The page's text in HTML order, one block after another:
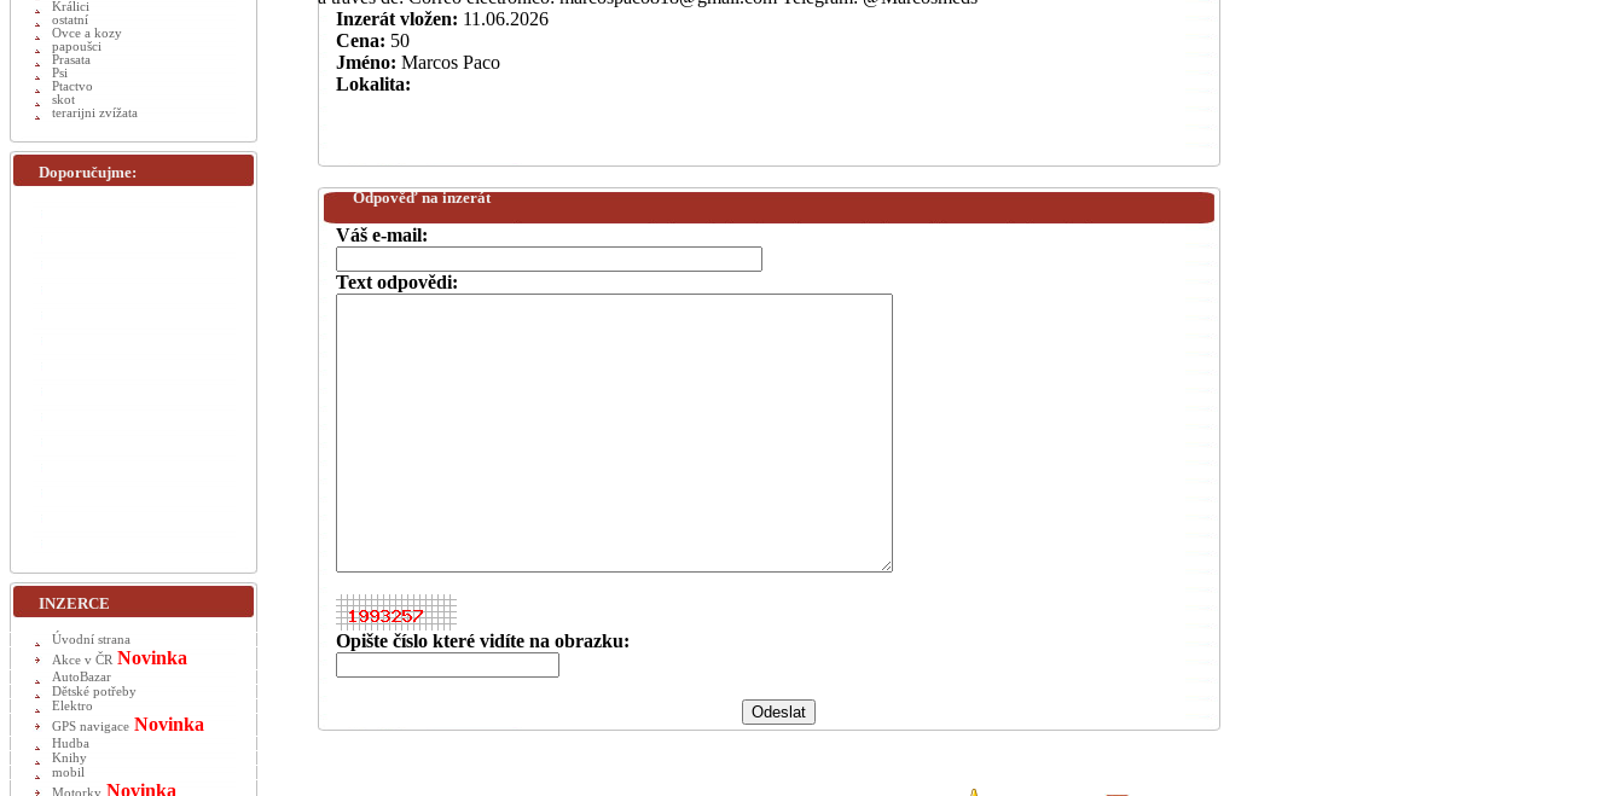
Inzerát vložen: 11.06.2026
Cena: 50
Jméno: Marcos Paco
Lokalita:
Odpověď na inzerát
Váš e-mail:
Text odpovědi:
Opište číslo které vidíte na obrazku:
Králici
ostatní
Ovce a kozy
papoušci
Prasata
Psi
Ptactvo
skot
terarijni zvížata
Doporučujme:
INZERCE
Úvodní strana
Akce v ČR Novinka
AutoBazar
Dětské potřeby
Elektro
GPS navigace Novinka
Hudba
Knihy
mobil
Motorky Novinka